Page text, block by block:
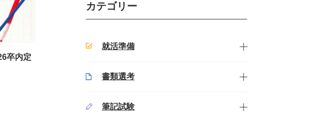
卒内定
カテゴリー
就活準備
書類選考
筆記試験